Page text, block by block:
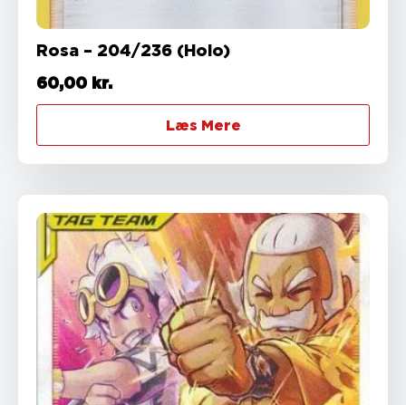
Rosa – 204/236 (Holo)
60,00 kr.
Læs Mere